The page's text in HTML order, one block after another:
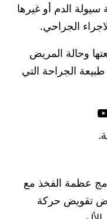
سيولة الدم أو غيرها
الجراحي.
وحالة المريض
الجراحة التي
عظمة الفخذ مع
تقويض حركة